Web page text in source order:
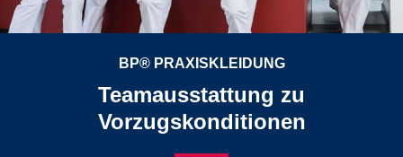
BP® PRAXISKLEIDUNG
Teamausstattung zu
Vorzugskonditionen